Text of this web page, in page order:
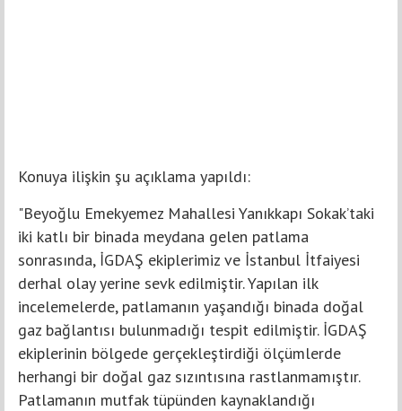
Konuya ilişkin şu açıklama yapıldı:
"Beyoğlu Emekyemez Mahallesi Yanıkkapı Sokak’taki
iki katlı bir binada meydana gelen patlama
sonrasında, İGDAŞ ekiplerimiz ve İstanbul İtfaiyesi
derhal olay yerine sevk edilmiştir. Yapılan ilk
incelemelerde, patlamanın yaşandığı binada doğal
gaz bağlantısı bulunmadığı tespit edilmiştir. İGDAŞ
ekiplerinin bölgede gerçekleştirdiği ölçümlerde
herhangi bir doğal gaz sızıntısına rastlanmamıştır.
Patlamanın mutfak tüpünden kaynaklandığı